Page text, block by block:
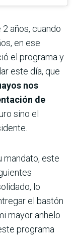
años, cuando
en ese
el programa y
este día, que
nos
de
sino el
mandato, este
lo
el bastón
mayor anhelo
programa